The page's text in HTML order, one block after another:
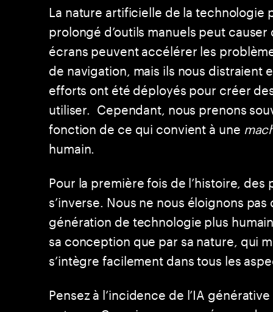
La nature artificielle de la technologie
prolongé d’outils manuels peut
écrans peuvent accélérer les
de navigation, mais ils nous
efforts ont été déployés pour créer
utiliser. Cependant, nous prenons
fonction de ce qui convient à une
humain.
Pour la première fois de l’histoire,
s’inverse. Nous ne nous éloignons
génération de technologie plus
sa conception que par sa nature, qui
s’intègre facilement dans tous les
Pensez à l’incidence de l’IA